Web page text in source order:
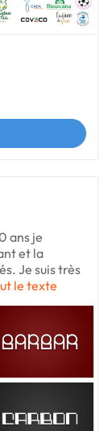
ans je
et la
Je suis très
le texte